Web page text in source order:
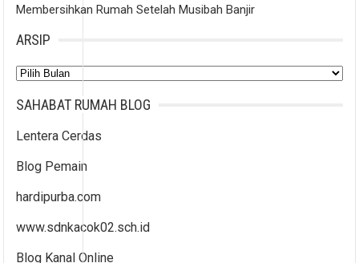
Membersihkan Rumah Setelah Musibah Banjir
ARSIP
Arsip
SAHABAT RUMAH BLOG
Lentera Cerdas
Blog Pemain
hardipurba.com
www.sdnkacok02.sch.id
Blog Kanal Online